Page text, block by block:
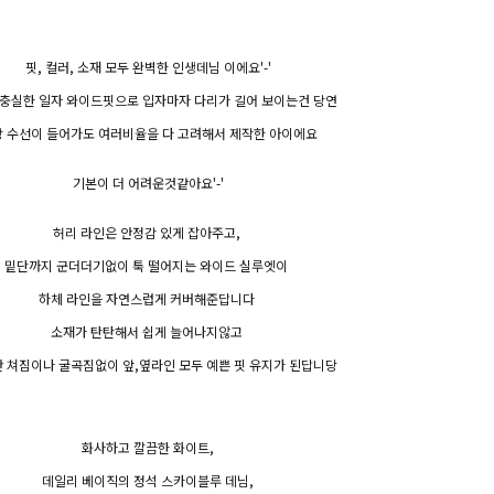
핏, 컬러, 소재 모두 완벽한 인생데님 이에요'-'
실한 일자 와이드핏으로 입자마자 다리가 길어 보이는건 당연
수선이 들어가도 여러비율을 다 고려해서 제작한 아이에요
기본이 더 어려운것같아요'-'
허리 라인은 안정감 있게 잡아주고,
밑단까지 군더더기없이 툭 떨어지는 와이드 실루엣이
하체 라인을 자연스럽게 커버해준답니다
소재가 탄탄해서 쉽게 늘어나지않고
쳐짐이나 굴곡짐없이 앞,옆라인 모두 예쁜 핏 유지가 된답니당
화사하고 깔끔한 화이트,
데일리 베이직의 정석 스카이블루 데님,